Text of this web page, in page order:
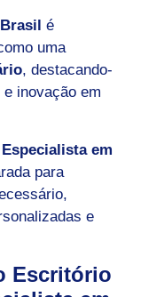
é
uma
, destacando-
inovação em
em
para
e
Escritório